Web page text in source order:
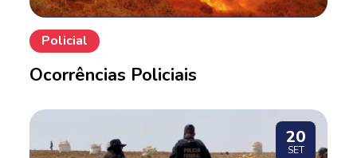
Policial
Ocorrências Policiais
20
SET